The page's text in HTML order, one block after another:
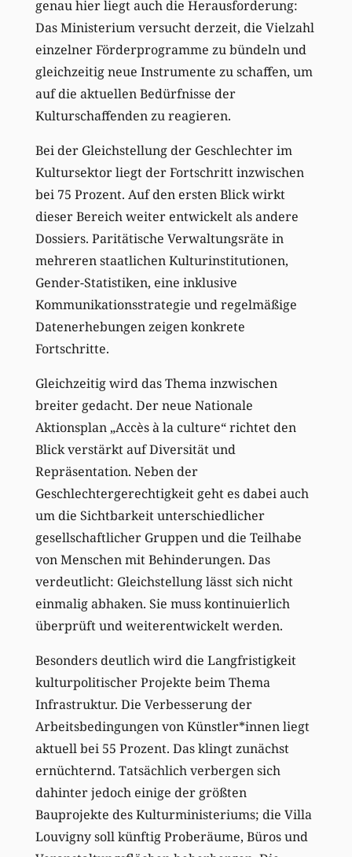
genau hier liegt auch die Herausforderung:
Das Ministerium versucht derzeit, die Vielzahl
einzelner Förderprogramme zu bündeln und
gleichzeitig neue Instrumente zu schaffen, um
auf die aktuellen Bedürfnisse der
Kulturschaffenden zu reagieren.
Bei der Gleichstellung der Geschlechter im
Kultursektor liegt der Fortschritt inzwischen
bei 75 Prozent. Auf den ersten Blick wirkt
dieser Bereich weiter entwickelt als andere
Dossiers. Paritätische Verwaltungsräte in
mehreren staatlichen Kulturinstitutionen,
Gender-Statistiken, eine inklusive
Kommunikationsstrategie und regelmäßige
Datenerhebungen zeigen konkrete
Fortschritte.
Gleichzeitig wird das Thema inzwischen
breiter gedacht. Der neue Nationale
Aktionsplan „Accès à la culture“ richtet den
Blick verstärkt auf Diversität und
Repräsentation. Neben der
Geschlechtergerechtigkeit geht es dabei auch
um die Sichtbarkeit unterschiedlicher
gesellschaftlicher Gruppen und die Teilhabe
von Menschen mit Behinderungen. Das
verdeutlicht: Gleichstellung lässt sich nicht
einmalig abhaken. Sie muss kontinuierlich
überprüft und weiterentwickelt werden.
Besonders deutlich wird die Langfristigkeit
kulturpolitischer Projekte beim Thema
Infrastruktur. Die Verbesserung der
Arbeitsbedingungen von Künstler*innen liegt
aktuell bei 55 Prozent. Das klingt zunächst
ernüchternd. Tatsächlich verbergen sich
dahinter jedoch einige der größten
Bauprojekte des Kulturministeriums; die Villa
Louvigny soll künftig Proberäume, Büros und